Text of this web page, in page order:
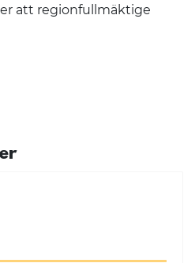
att regionfullmäktige